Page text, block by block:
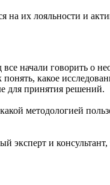
на их лояльности и
начали говорить о
какое
для принятия решений.
методологией
эксперт и